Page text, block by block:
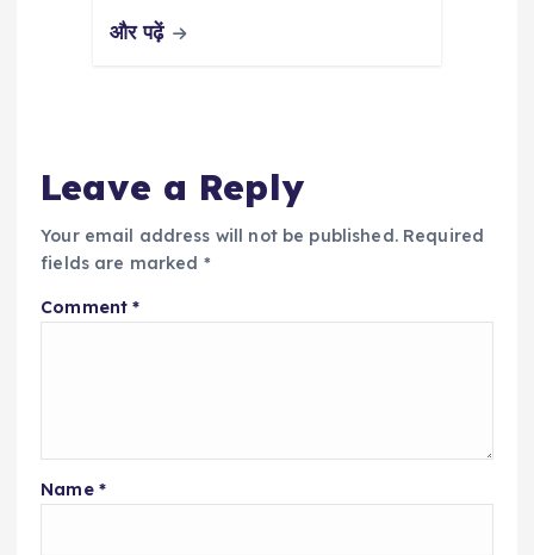
और पढ़ें
Leave a Reply
Your email address will not be published. Required
fields are marked *
Comment*
Name *